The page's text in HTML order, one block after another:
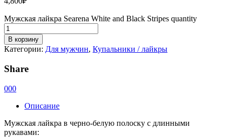
Мужская лайкра Searena White and Black Stripes quantity
В корзину
Категории: Для мужчин, Купальники / лайкры
Share
000
Описание
Мужская лайкра в черно-белую полоску с длинными
рукавами: